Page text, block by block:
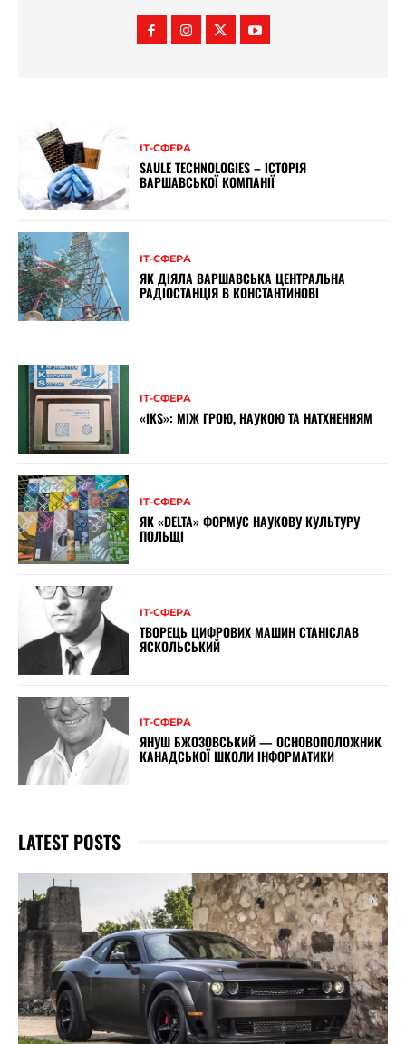
ІТ-СФЕРА
SAULE TECHNOLOGIES – ІСТОРІЯ
ВАРШАВСЬКОЇ КОМПАНІЇ
ІТ-СФЕРА
ЯК ДІЯЛА ВАРШАВСЬКА ЦЕНТРАЛЬНА
РАДІОСТАНЦІЯ В КОНСТАНТИНОВІ
ІТ-СФЕРА
«IKS»: МІЖ ГРОЮ, НАУКОЮ ТА НАТХНЕННЯМ
ІТ-СФЕРА
ЯК «DELTA» ФОРМУЄ НАУКОВУ КУЛЬТУРУ
ПОЛЬЩІ
ІТ-СФЕРА
ТВОРЕЦЬ ЦИФРОВИХ МАШИН СТАНІСЛАВ
ЯСКОЛЬСЬКИЙ
ІТ-СФЕРА
ЯНУШ БЖОЗОВСЬКИЙ — ОСНОВОПОЛОЖНИК
КАНАДСЬКОЇ ШКОЛИ ІНФОРМАТИКИ
LATEST POSTS